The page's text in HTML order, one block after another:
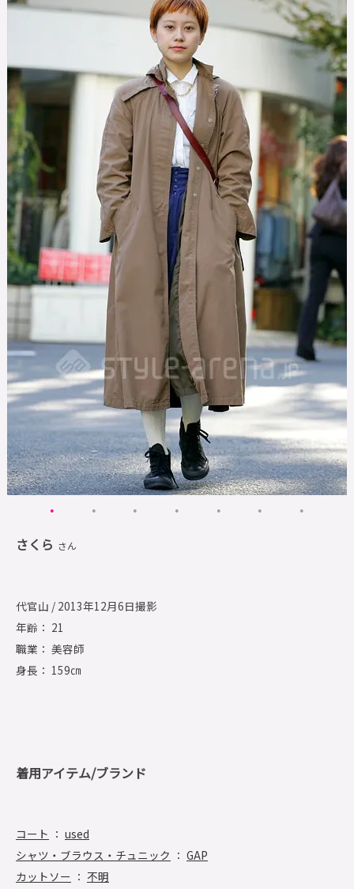
さくら さん
代官山 / 2013年12月6日撮影
年齢： 21
職業： 美容師
身長： 159㎝
着用アイテム/ブランド
コート ： used
シャツ・ブラウス・チュニック ： GAP
カットソー ： 不明